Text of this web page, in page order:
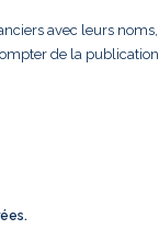
avec leurs noms,
de la